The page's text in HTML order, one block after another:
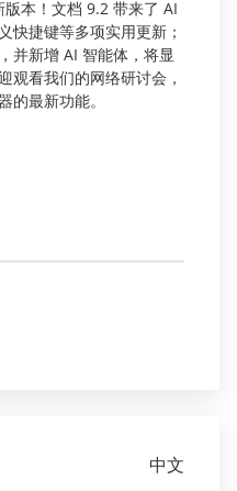
版本！文档 9.2 带来了 AI
快捷键等多项实用更新；
并新增 AI 智能体，将显
观看我们的网络研讨会，
的最新功能。
中文